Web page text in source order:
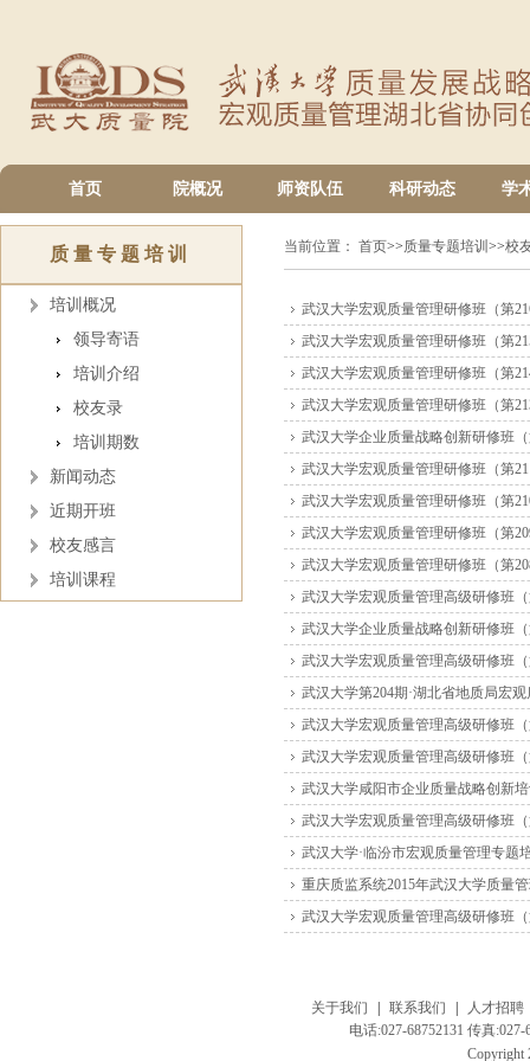
首页 院概况 师资队伍 科研动态 学
质量专题培训
培训概况
领导寄语
培训介绍
校友录
培训期数
新闻动态
近期开班
校友感言
培训课程
当前位置： 首页>>质量专题培训 >>校
武汉大学宏观质量管理研修班（第
武汉大学宏观质量管理研修班（第
武汉大学宏观质量管理研修班（第
武汉大学宏观质量管理研修班（第
武汉大学企业质量战略创新研修班
武汉大学宏观质量管理研修班（第
武汉大学宏观质量管理研修班（第
武汉大学宏观质量管理研修班（第
武汉大学宏观质量管理研修班（第
武汉大学宏观质量管理高级研修班
武汉大学企业质量战略创新研修班
武汉大学宏观质量管理高级研修班
武汉大学第204期·湖北省地质局宏
武汉大学宏观质量管理高级研修班
武汉大学宏观质量管理高级研修班
武汉大学咸阳市企业质量战略创新
武汉大学宏观质量管理高级研修班
武汉大学·临汾市宏观质量管理专题
重庆质监系统2015年武汉大学质量
武汉大学宏观质量管理高级研修班
关于我们 联系我们
人才招聘
电话:027-68752131 传真
Copyright